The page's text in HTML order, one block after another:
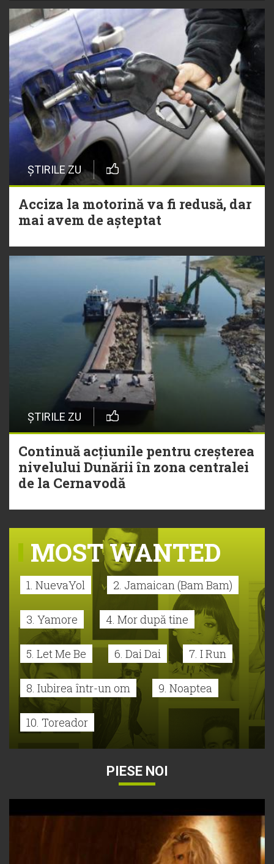
ȘTIRILE ZU
Acciza la motorină va fi redusă, dar
mai avem de așteptat
ȘTIRILE ZU
Continuă acțiunile pentru creșterea
nivelului Dunării în zona centralei
de la Cernavodă
MOST WANTED
1. NuevaYol 2. Jamaican (Bam Bam)
3. Yamore 4. Mor după tine
5. Let Me Be 6. Dai Dai 7. I Run
8. Iubirea într-un om 9. Noaptea
10. Toreador
PIESE NOI